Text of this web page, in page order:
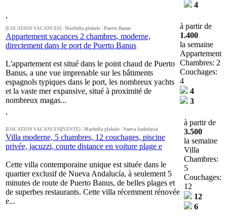
4
[LOCATION VACANCES] - Marbella globale - Puerto Banus
Appartement vacances 2 chambres, moderne,
directement dans le port de Puerto Banus
L'appartement est situé dans le point chaud de Puerto
Banus, a une vue imprenable sur les bâtiments
espagnols typiques dans le port, les nombreux yachts
et la vaste mer expansive, situé à proximité de
nombreux magas...
à partir de
1.400
la semaine
Appartement
Chambres: 2
Couchages:
4
4
3
[LOCATION VACANCES][VENTE] - Marbella globale - Nueva Andalucia
Villa moderne, 5 chambres, 12 couchages, piscine
privée, jacuzzi, courte distance en voiture plage e
Cette villa contemporaine unique est située dans le
quartier exclusif de Nueva Andalucía, à seulement 5
minutes de route de Puerto Banus, de belles plages et
de superbes restaurants. Cette villa récemment rénovée
e...
à partir de
3.500
la semaine
Villa
Chambres:
5
Couchages:
12
12
6